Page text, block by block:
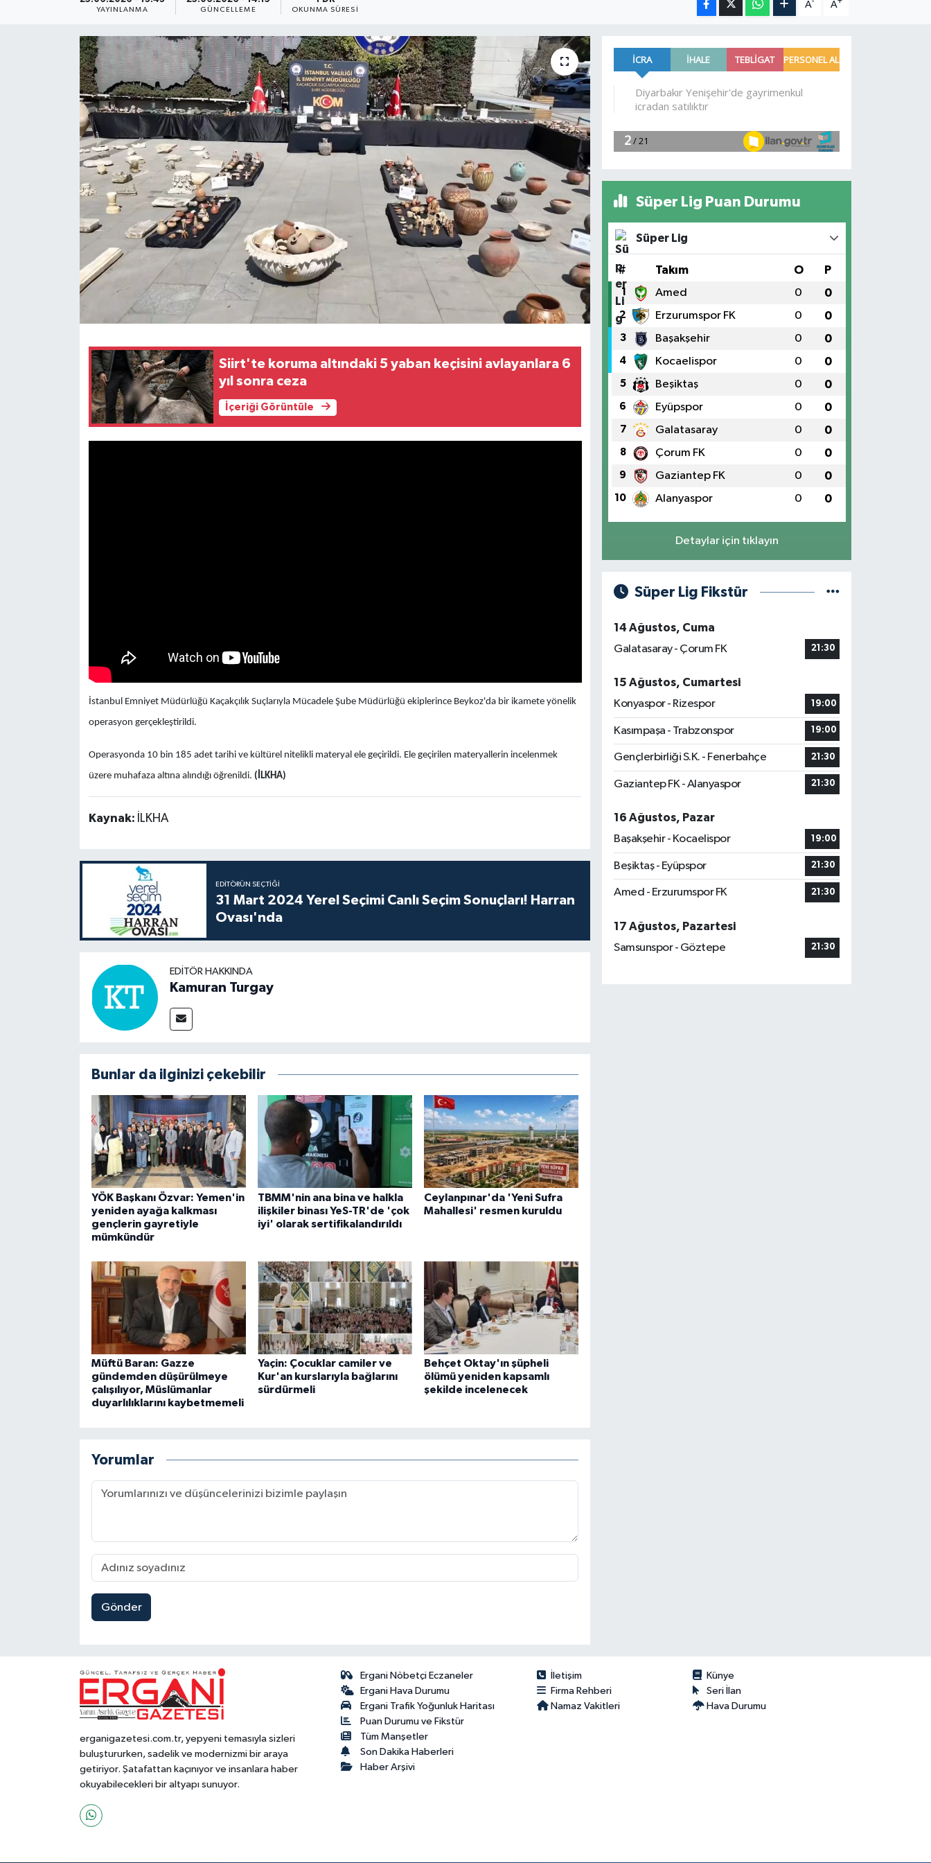
YAYINLANMA GÜNCELLEME OKUNMA SÜRESI
A A
Siirt'te koruma altındaki 5 yaban keçisini avlayanlara 6
yıl sonra ceza
İçeriği Görüntüle
İstanbul Emniyet Müdürlüğü Kaçakçılık Suçlarıyla Mücadele Şube Müdürlüğü ekiplerince Beykoz'da bir ikamete yönelik
operasyon gerçekleştirildi.
Operasyonda 10 bin 185 adet tarihi ve kültürel nitelikli materyal ele geçirildi. Ele geçirilen materyallerin incelenmek
üzere muhafaza altına alındığı öğrenildi. (İLKHA)
Kaynak: İLKHA
EDITÖRÜN SEÇTIĞI
31 Mart 2024 Yerel Seçimi Canlı Seçim Sonuçları! Harran
Ovası'nda
EDITÖR HAKKINDA
Kamuran Turgay
Bunlar da ilginizi çekebilir
YÖK Başkanı Özvar: Yemen'in
yeniden ayağa kalkması
gençlerin gayretiyle
mümkündür
TBMM'nin ana bina ve halkla
ilişkiler binası YeS-TR'de 'çok
iyi' olarak sertifikalandırıldı
Ceylanpınar'da 'Yeni Sufra
Mahallesi' resmen kuruldu
Müftü Baran: Gazze
gündemden düşürülmeye
çalışılıyor, Müslümanlar
duyarlılıklarını kaybetmemeli
Yaçin: Çocuklar camiler ve
Kur'an kurslarıyla bağlarını
sürdürmeli
Behçet Oktay'ın şüpheli
ölümü yeniden kapsamlı
şekilde incelenecek
Yorumlar
Gönder
Süper Lig Puan Durumu
Süper Lig
# Takım O P
1 Amed 0 0
2 Erzurumspor FK 0 0
3 Başakşehir 0 0
4 Kocaelispor 0 0
5 Beşiktaş 0 0
6 Eyüpspor 0 0
7 Galatasaray 0 0
8 Çorum FK 0 0
9 Gaziantep FK 0 0
10 Alanyaspor 0 0
Detaylar için tıklayın
Süper Lig Fikstür
14 Ağustos, Cuma
Galatasaray - Çorum FK
21:30
15 Ağustos, Cumartesi
Konyaspor - Rizespor
19:00
Kasımpaşa - Trabzonspor 19:00
Gençlerbirliği S.K. - Fenerbahçe 21:30
Gaziantep FK - Alanyaspor 21:30
16 Ağustos, Pazar
Başakşehir - Kocaelispor
19:00
Beşiktaş - Eyüpspor 21:30
Amed - Erzurumspor FK 21:30
17 Ağustos, Pazartesi
Samsunspor - Göztepe
21:30
erganigazetesi.com.tr, yepyeni temasıyla sizleri
buluştururken, sadelik ve modernizmi bir araya
getiriyor. Şatafattan kaçınıyor ve insanlara haber
okuyabilecekleri bir altyapı sunuyor.
Ergani Nöbetçi Eczaneler
Ergani Hava Durumu
Ergani Trafik Yoğunluk Haritası
Puan Durumu ve Fikstür
Tüm Manşetler
Son Dakika Haberleri
Haber Arşivi
İletişim
Künye
Firma Rehberi
Seri İlan
Namaz Vakitleri
Hava Durumu
Bi̇li̇m & Teknoloji̇